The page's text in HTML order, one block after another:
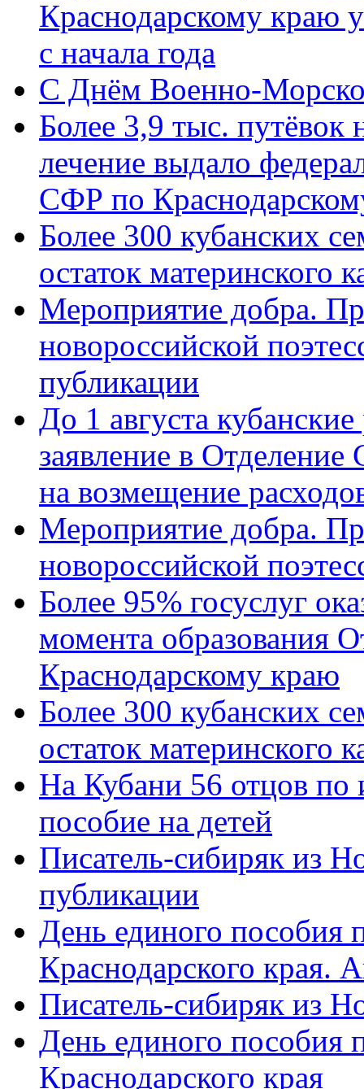
Краснодарскому краю
с начала года
C Днём Военно-
Более 3,9 тыс. путёвок
лечение выдало
СФР по
Более 300 кубанских
остаток материнского
Мероприятие добра.
новороссийской
публикации
До 1 августа
заявление в
на возмещение
Мероприятие добра.
новороссийской
Более 95% госуслуг
момента образования
Краснодарскому краю
Более 300 кубанских
остаток материнского
На Кубани 56 отцов по
пособие на детей
Писатель-сибиряк из
публикации
День единого пособия
Краснодарского края.
Писатель-сибиряк из
День единого пособия
Краснодарского края